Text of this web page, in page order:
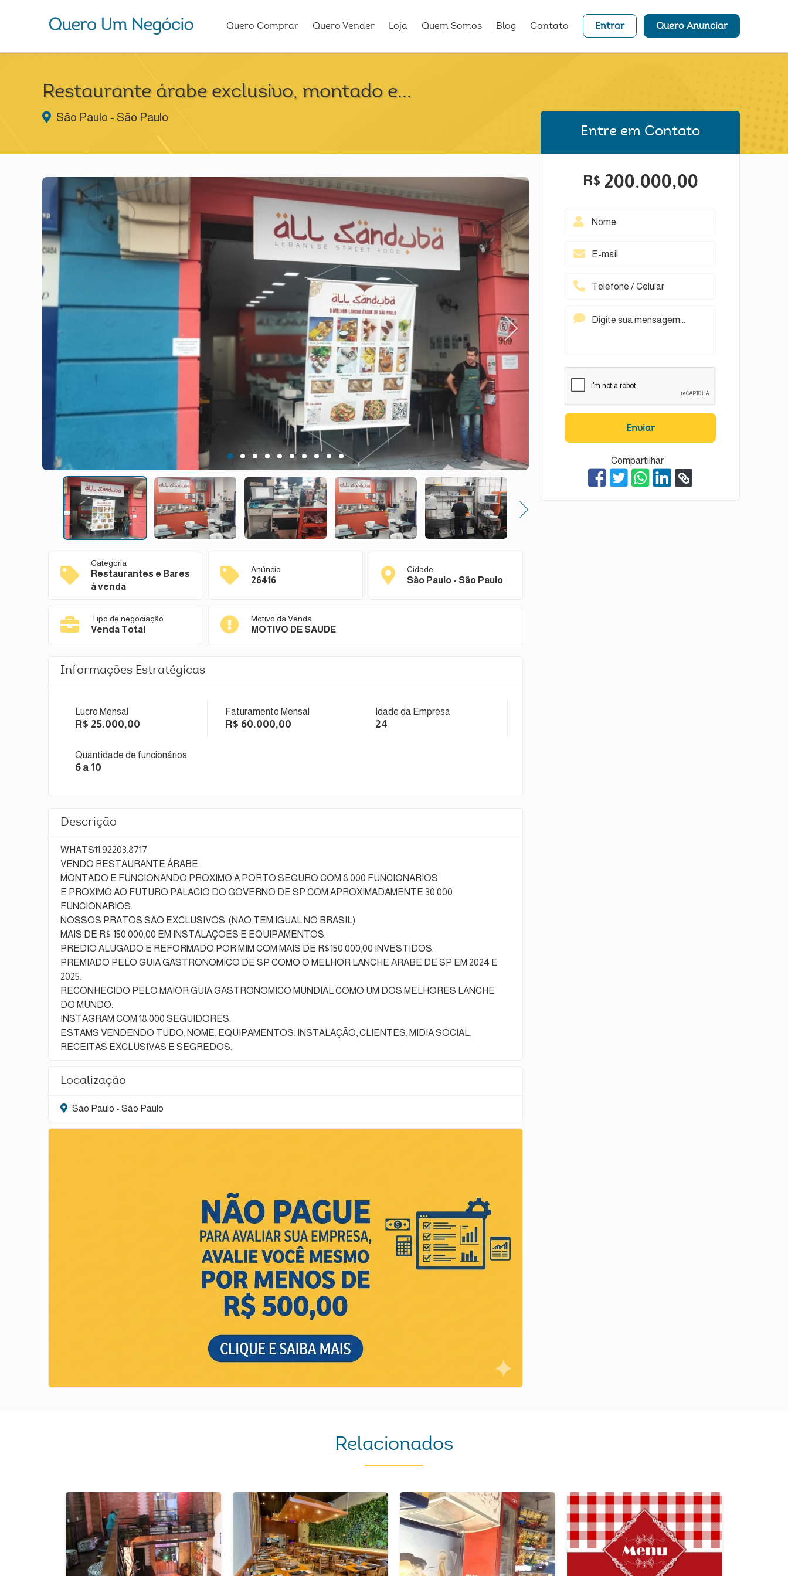
Quero Comprar Quero Vender Loja Quem Somos Blog Contato Entrar Quero Anunciar
Restaurante árabe exclusivo, montado e...
São Paulo - São Paulo
Next
1 2 3 4 5 6 7 8 9 10
Next
Categoria
Restaurantes e Bares
à venda
Anúncio
26416
Cidade
São Paulo - São Paulo
Tipo de negociação
Venda Total
Motivo da Venda
MOTIVO DE SAUDE
Informações Estratégicas
Lucro Mensal
R$ 25.000,00
Faturamento Mensal
R$ 60.000,00
Idade da Empresa
24
Quantidade de funcionários
6 a 10
Descrição
WHATS11.92203.8717
VENDO RESTAURANTE ÁRABE.
MONTADO E FUNCIONANDO PROXIMO A PORTO SEGURO COM 8.000 FUNCIONARIOS.
E PROXIMO AO FUTURO PALACIO DO GOVERNO DE SP COM APROXIMADAMENTE 30.000
FUNCIONARIOS.
NOSSOS PRATOS SÃO EXCLUSIVOS. (NÃO TEM IGUAL NO BRASIL)
MAIS DE R$ 150.000,00 EM INSTALAÇOES E EQUIPAMENTOS.
PREDIO ALUGADO E REFORMADO POR MIM COM MAIS DE R$150.000,00 INVESTIDOS.
PREMIADO PELO GUIA GASTRONOMICO DE SP COMO O MELHOR LANCHE ARABE DE SP EM 2024 E
2025.
RECONHECIDO PELO MAIOR GUIA GASTRONOMICO MUNDIAL COMO UM DOS MELHORES LANCHE
DO MUNDO.
INSTAGRAM COM 18.000 SEGUIDORES.
ESTAMS VENDENDO TUDO, NOME, EQUIPAMENTOS, INSTALAÇÃO, CLIENTES, MIDIA SOCIAL,
RECEITAS EXCLUSIVAS E SEGREDOS.
Localização
São Paulo - São Paulo
Entre em Contato
R$ 200.000,00
Enviar
Compartilhar
Relacionados
Next
Previous Previous Previous